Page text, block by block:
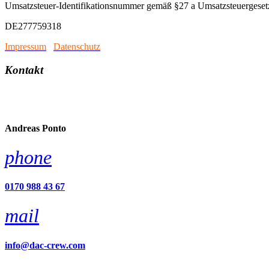
Umsatzsteuer-Identifikationsnummer gemäß §27 a
DE277759318
Impressum
Datenschutz
Kontakt
Andreas Ponto
phone
0170 988 43 67
mail
info@dac-crew.com